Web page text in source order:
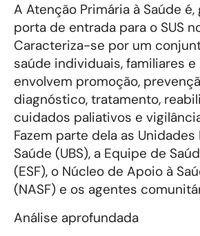
A Atenção Primária à Saúde é,
porta de entrada para o SUS
Caracteriza-se por um
saúde individuais, familiares
envolvem promoção,
diagnóstico, tratamento,
cuidados paliativos e
Fazem parte dela as Unidades
Saúde (UBS), a Equipe de
(ESF), o Núcleo de Apoio à
(NASF) e os agentes
Análise aprofundada